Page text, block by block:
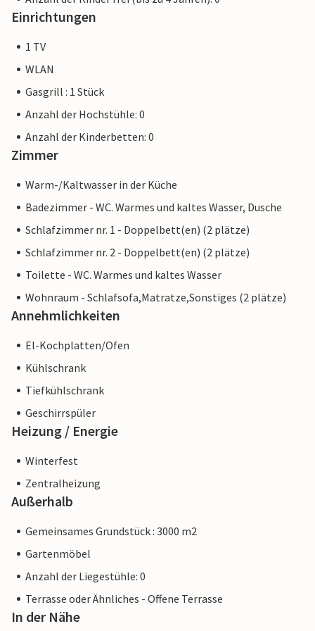
Einrichtungen
1 TV
WLAN
Gasgrill : 1 Stück
Anzahl der Hochstühle: 0
Anzahl der Kinderbetten: 0
Zimmer
Warm-/Kaltwasser in der Küche
Badezimmer - WC. Warmes und kaltes Wasser, Dusche
Schlafzimmer nr. 1 - Doppelbett(en) (2 plätze)
Schlafzimmer nr. 2 - Doppelbett(en) (2 plätze)
Toilette - WC. Warmes und kaltes Wasser
Wohnraum - Schlafsofa,Matratze,Sonstiges (2 plätze)
Annehmlichkeiten
El-Kochplatten/Ofen
Kühlschrank
Tiefkühlschrank
Geschirrspüler
Heizung / Energie
Winterfest
Zentralheizung
Außerhalb
Gemeinsames Grundstück : 3000 m2
Gartenmöbel
Anzahl der Liegestühle: 0
Terrasse oder Ähnliches - Offene Terrasse
In der Nähe